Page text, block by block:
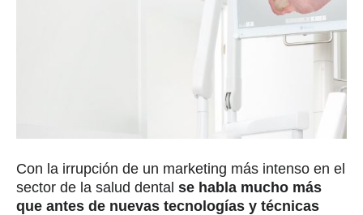
Con la irrupción de un marketing más intenso en el
sector de la salud dental se habla mucho más
que antes de nuevas tecnologías y técnicas